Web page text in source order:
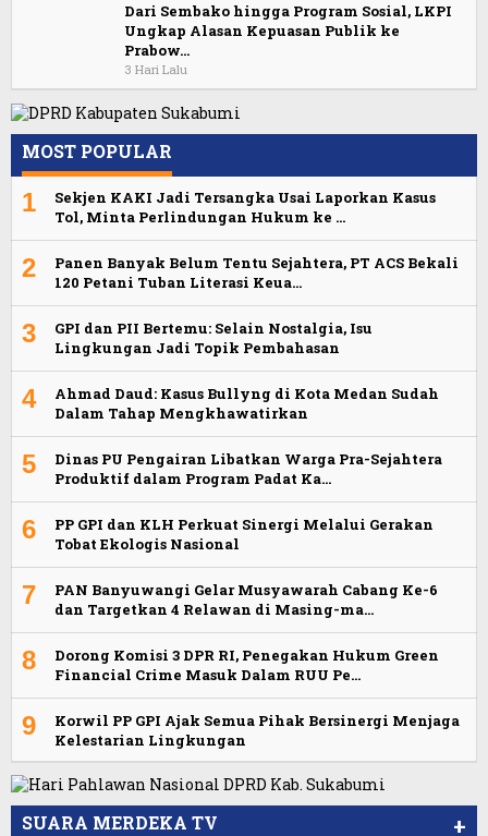
Dari Sembako hingga Program Sosial, LKPI
Ungkap Alasan Kepuasan Publik ke
Prabow…
3 Hari Lalu
MOST POPULAR
1
Sekjen KAKI Jadi Tersangka Usai Laporkan Kasus
Tol, Minta Perlindungan Hukum ke …
2
Panen Banyak Belum Tentu Sejahtera, PT ACS Bekali
120 Petani Tuban Literasi Keua…
3
GPI dan PII Bertemu: Selain Nostalgia, Isu
Lingkungan Jadi Topik Pembahasan
4
Ahmad Daud: Kasus Bullyng di Kota Medan Sudah
Dalam Tahap Mengkhawatirkan
5
Dinas PU Pengairan Libatkan Warga Pra-Sejahtera
Produktif dalam Program Padat Ka…
6
PP GPI dan KLH Perkuat Sinergi Melalui Gerakan
Tobat Ekologis Nasional
7
PAN Banyuwangi Gelar Musyawarah Cabang Ke-6
dan Targetkan 4 Relawan di Masing-ma…
8
Dorong Komisi 3 DPR RI, Penegakan Hukum Green
Financial Crime Masuk Dalam RUU Pe…
9
Korwil PP GPI Ajak Semua Pihak Bersinergi Menjaga
Kelestarian Lingkungan
SUARA MERDEKA TV +